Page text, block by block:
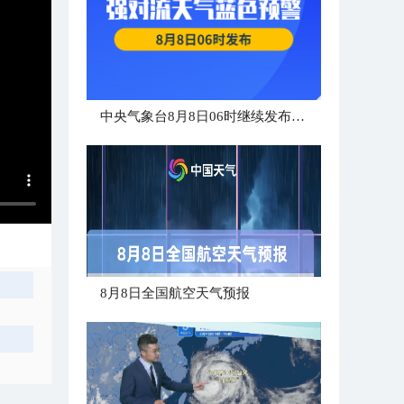
中央气象台8月8日06时继续发布强对流天气蓝色预警
8月8日全国航空天气预报